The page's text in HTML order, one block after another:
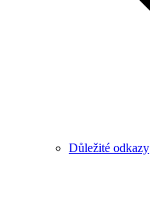
Důležité odkazy